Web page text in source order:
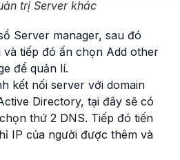
trị Server khác
Server manager, sau đó
tiếp đó ấn chọn Add other
để quản lí.
kết nối server với domain
Directory, tại đây sẽ có
thứ 2 DNS. Tiếp đó tiến
IP của người được thêm và